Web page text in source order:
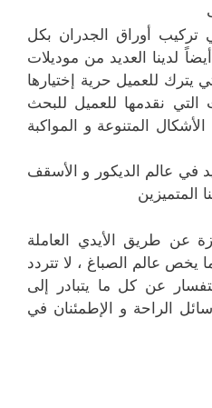
تركيب أوراق الجدران بكل
لدينا العديد من موديلات
يترك للعميل حرية إختيارها
التي نقدمها للعميل للبحث
المتنوعة و المواكبة
في عالم الديكور و الأسقف
المتميزين
عن طريق الأيدي العاملة
يخص عالم الصباغ ، لا تتردد
عن كل ما يتبادر إلى
الراحة و الإطمئنان في